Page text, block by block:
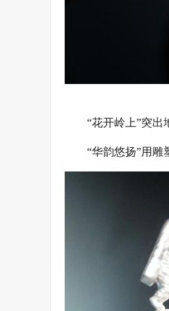
“花开岭上”突
“华韵悠扬”用雕